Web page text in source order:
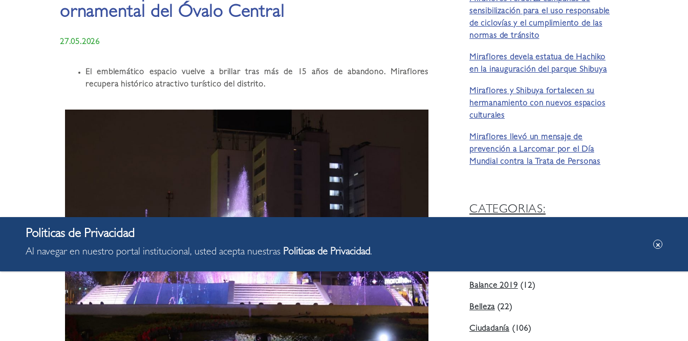
ornamental del Óvalo Central
27.05.2026
El emblemático espacio vuelve a brillar tras más de 15 años de abandono. Miraflores
recupera histórico atractivo turístico del distrito.
sensibilización para el uso responsable
de ciclovías y el cumplimiento de las
normas de tránsito
Miraflores devela estatua de Hachiko
en la inauguración del parque Shibuya
Miraflores y Shibuya fortalecen su
hermanamiento con nuevos espacios
culturales
Miraflores llevó un mensaje de
prevención a Larcomar por el Día
Mundial contra la Trata de Personas
CATEGORIAS:
Balance 2019(12)
Belleza(22)
Ciudadanía (106)
Al navegar en nuestro portal institucional, usted acepta nuestras Politicas de Privacidad.